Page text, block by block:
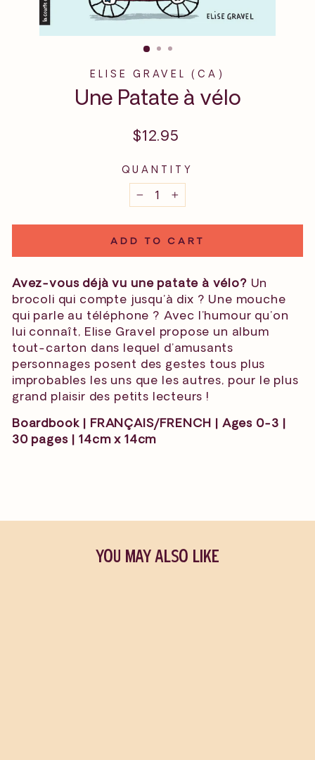
ELISE GRAVEL (CA)
Une Patate à vélo
Regular
$12.95
QUANTITY
+
ADD TO CART
Avez-vous déjà vu une patate à vélo? Un
brocoli qui compte jusqu’à dix ? Une mouche
qui parle au téléphone ? Avec l’humour qu’on
lui connaît, Elise Gravel propose un album
tout-carton dans lequel d’amusants
personnages posent des gestes tous plus
improbables les uns que les autres, pour le plus
grand plaisir des petits lecteurs !
Boardbook | FRANÇAIS/FRENCH | Ages 0-3 |
30 pages | 14cm x 14cm
YOU MAY ALSO LIKE